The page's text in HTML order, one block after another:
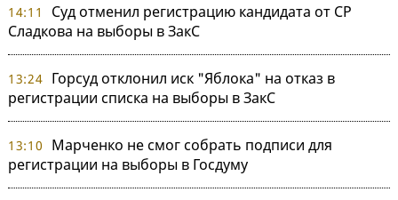
14:11
Суд отменил регистрацию кандидата от СР
Сладкова на выборы в ЗакС
13:24 Горсуд отклонил иск "Яблока" на отказ в
регистрации списка на выборы в ЗакС
13:10
Марченко не смог собрать подписи для
регистрации на выборы в Госдуму